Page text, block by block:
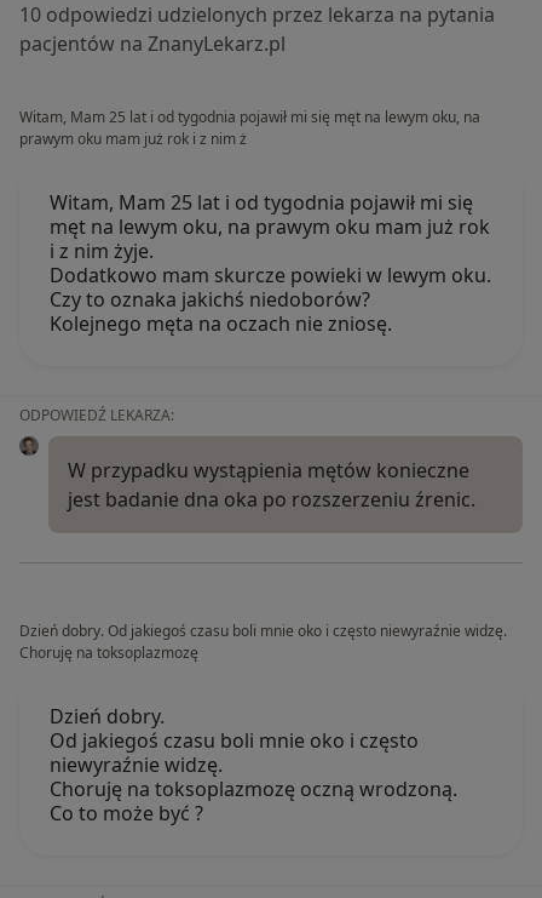
10 odpowiedzi udzielonych przez lekarza na pytania
pacjentów na ZnanyLekarz.pl
Witam, Mam 25 lat i od tygodnia pojawił mi się męt na lewym oku, na
prawym oku mam już rok i z nim ż
Witam, Mam 25 lat i od tygodnia pojawił mi się
męt na lewym oku, na prawym oku mam już rok
i z nim żyje.
Dodatkowo mam skurcze powieki w lewym oku.
Czy to oznaka jakichś niedoborów?
Kolejnego męta na oczach nie zniosę.
ODPOWIEDŹ LEKARZA:
W przypadku wystąpienia mętów konieczne
jest badanie dna oka po rozszerzeniu źrenic.
Dzień dobry. Od jakiegoś czasu boli mnie oko i często niewyraźnie widzę.
Choruję na toksoplazmozę
Dzień dobry.
Od jakiegoś czasu boli mnie oko i często
niewyraźnie widzę.
Choruję na toksoplazmozę oczną wrodzoną.
Co to może być ?